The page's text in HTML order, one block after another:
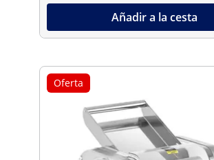
Añadir a la cesta
Oferta